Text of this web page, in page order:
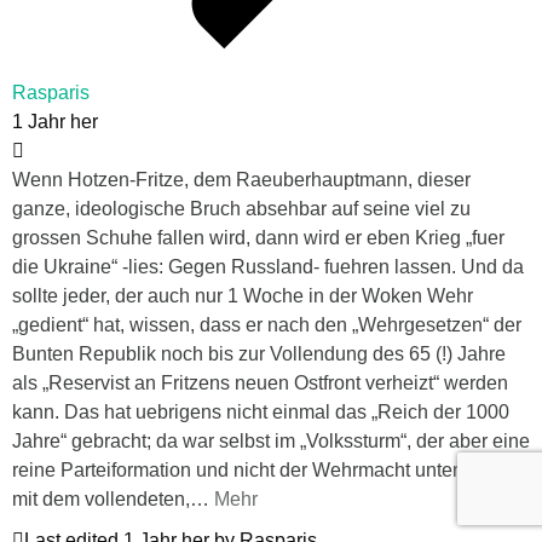
Rasparis
1 Jahr her
Wenn Hotzen-Fritze, dem Raeuberhauptmann, dieser
ganze, ideologische Bruch absehbar auf seine viel zu
grossen Schuhe fallen wird, dann wird er eben Krieg „fuer
die Ukraine“ -lies: Gegen Russland- fuehren lassen. Und da
sollte jeder, der auch nur 1 Woche in der Woken Wehr
„gedient“ hat, wissen, dass er nach den „Wehrgesetzen“ der
Bunten Republik noch bis zur Vollendung des 65 (!) Jahre
als „Reservist an Fritzens neuen Ostfront verheizt“ werden
kann. Das hat uebrigens nicht einmal das „Reich der 1000
Jahre“ gebracht; da war selbst im „Volkssturm“, der aber eine
reine Parteiformation und nicht der Wehrmacht unterstand,
mit dem vollendeten,… Mehr